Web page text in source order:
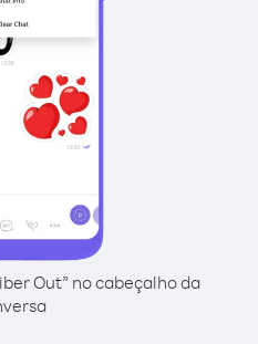
Out” no cabeçalho da